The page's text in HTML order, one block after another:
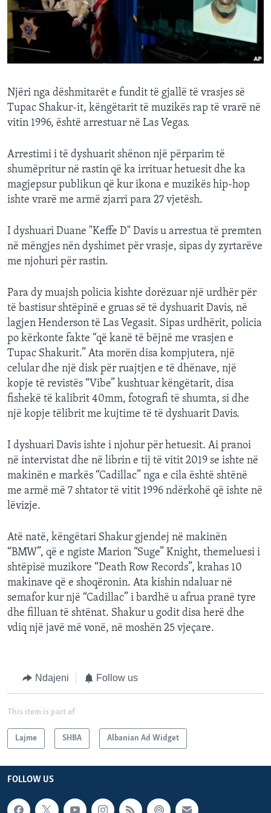
INTERVISTA
DITARI
Njëri nga dëshmitarët e fundit të gjallë të vrasjes së
Tupac Shakur-it, këngëtarit të muzikës rap të vrarë në
vitin 1996, është arrestuar në Las Vegas.
Arrestimi i të dyshuarit shënon një përparim të
shumëpritur në rastin që ka irrituar hetuesit dhe ka
magjepsur publikun që kur ikona e muzikës hip-hop
ishte vrarë me armë zjarri para 27 vjetësh.
I dyshuari Duane "Keffe D" Davis u arrestua të premten
në mëngjes nën dyshimet për vrasje, sipas dy zyrtarëve
me njohuri për rastin.
Para dy muajsh policia kishte dorëzuar një urdhër për
të bastisur shtëpinë e gruas së të dyshuarit Davis, në
lagjen Henderson të Las Vegasit. Sipas urdhërit, policia
po kërkonte fakte “që kanë të bëjnë me vrasjen e
Tupac Shakurit.” Ata morën disa kompjutera, një
celular dhe një disk për ruajtjen e të dhënave, një
kopje të revistës “Vibe” kushtuar këngëtarit, disa
fishekë të kalibrit 40mm, fotografi të shumta, si dhe
një kopje tëlibrit me kujtime të të dyshuarit Davis.
I dyshuari Davis ishte i njohur për hetuesit. Ai pranoi
në intervistat dhe në librin e tij të vitit 2019 se ishte në
makinën e markës “Cadillac” nga e cila është shtënë
me armë më 7 shtator të vitit 1996 ndërkohë që ishte në
lëvizje.
Atë natë, këngëtari Shakur gjendej në makinën
“BMW”, që e ngiste Marion “Suge” Knight, themeluesi i
shtëpisë muzikore “Death Row Records”, krahas 10
makinave që e shoqëronin. Ata kishin ndaluar në
semafor kur një “Cadillac” i bardhë u afrua pranë tyre
dhe filluan të shtënat. Shakur u godit disa herë dhe
vdiq një javë më vonë, në moshën 25 vjeçare.
Ndajeni Follow us
This item is part of
Lajme SHBA Albanian Ad Widget
FOLLOW US